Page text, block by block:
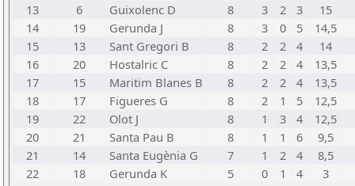
13
6 Guixolenc D 8 3 2 3
15
14
19 Gerunda J 8 3 0 5
14,5
15
13 Sant Gregori B 8 2 2 4
14
16
20 Hostalric C 8 2 2 4
13,5
17
15 Maritim Blanes B 8 2 2 4
13,5
18
17 Figueres G 8 2 1 5
12,5
19
22 Olot J 8 1 3 4
12,5
20
21 Santa Pau B 8 1 1 6
9,5
21
14 Santa Eugènia G 7 1 2 4
8,5
22
18 Gerunda K 5 0 1 4 3